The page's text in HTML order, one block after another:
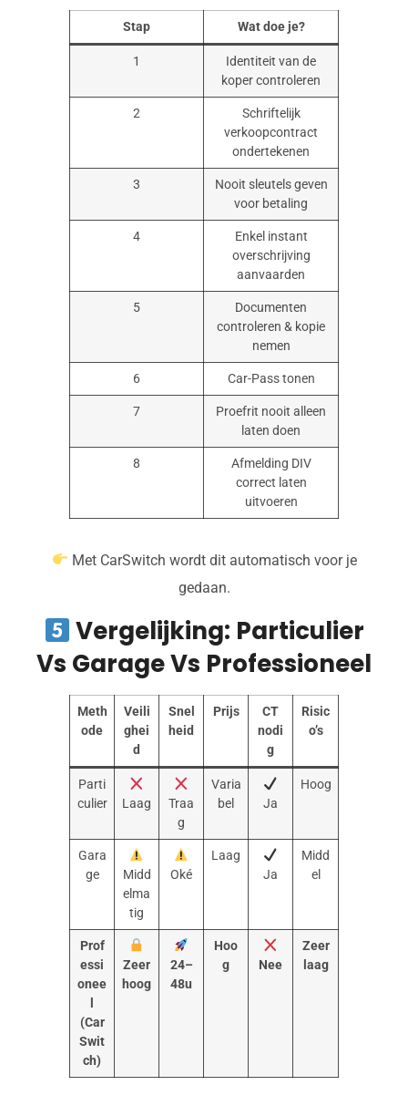
Stap Wat doe je?
1
Identiteit van de
koper controleren
2
Schriftelijk
verkoopcontract
ondertekenen
3
Nooit sleutels geven
voor betaling
4
Enkel instant
overschrijving
aanvaarden
5
Documenten
controleren & kopie
nemen
6 Car-Pass tonen
7
Proefrit nooit alleen
laten doen
8
Afmelding DIV
correct laten
uitvoeren
Met CarSwitch wordt dit automatisch voor je
gedaan.
Vergelijking: Particulier
Vs Garage Vs Professioneel
Meth
ode
Veili
ghei
d
Snel
heid
Prijs
CT
nodi
g
Risic
o’s
Parti
culier
Laag
Traa
g
Varia
bel
Ja
Hoog
Gara
ge
Midd
elma
tig
Oké
Laag
Ja
Midd
el
Prof
essi
onee
(Car
Swit
ch)
Zeer
hoog
24–
48u
Hoo
g
Nee
Zeer
laag